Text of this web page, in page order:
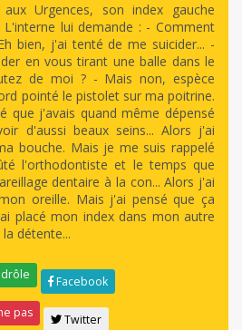
Urgences, son index gauche
lui demande : - Comment
bien, j'ai tenté de me suicider... -
en vous tirant une balle dans le
de moi ? - Mais non, espèce
pointé le pistolet sur ma poitrine.
que j'avais quand même dépensé
d'aussi beaux seins... Alors j'ai
bouche. Mais je me suis rappelé
l'orthodontiste et le temps que
dentaire à la con... Alors j'ai
oreille. Mais j'ai pensé que ça
placé mon index dans mon autre
détente...
Facebook
pas Twitter